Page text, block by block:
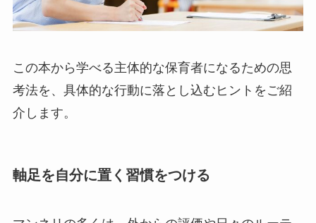
この本から学べる主体的な保育者になるための思
考法を、具体的な行動に落とし込むヒントをご紹
介します。
軸足を自分に置く習慣をつける